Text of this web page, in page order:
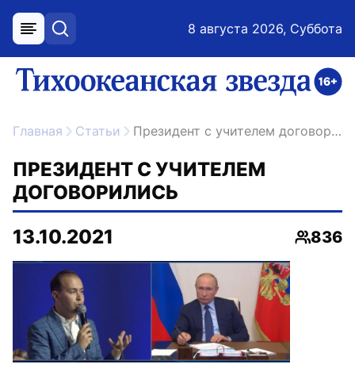
меню поиск 8 августа 2026, Суббота
ссылка на главную
Главная Статьи Президент с учителем договорились
ПРЕЗИДЕНТ С УЧИТЕЛЕМ
ДОГОВОРИЛИСЬ
13.10.2021
836